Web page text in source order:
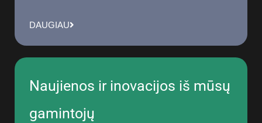
DAUGIAU
Naujienos ir inovacijos iš mūsų
gamintojų